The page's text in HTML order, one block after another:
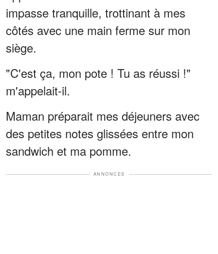
impasse tranquille, trottinant à mes
côtés avec une main ferme sur mon
siège.
"C'est ça, mon pote ! Tu as réussi !"
m'appelait-il.
Maman préparait mes déjeuners avec
des petites notes glissées entre mon
sandwich et ma pomme.
ANNONCES